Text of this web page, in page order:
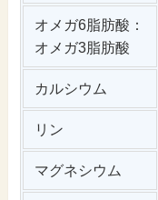
オメガ6脂肪酸：
オメガ3脂肪酸
カルシウム
リン
マグネシウム